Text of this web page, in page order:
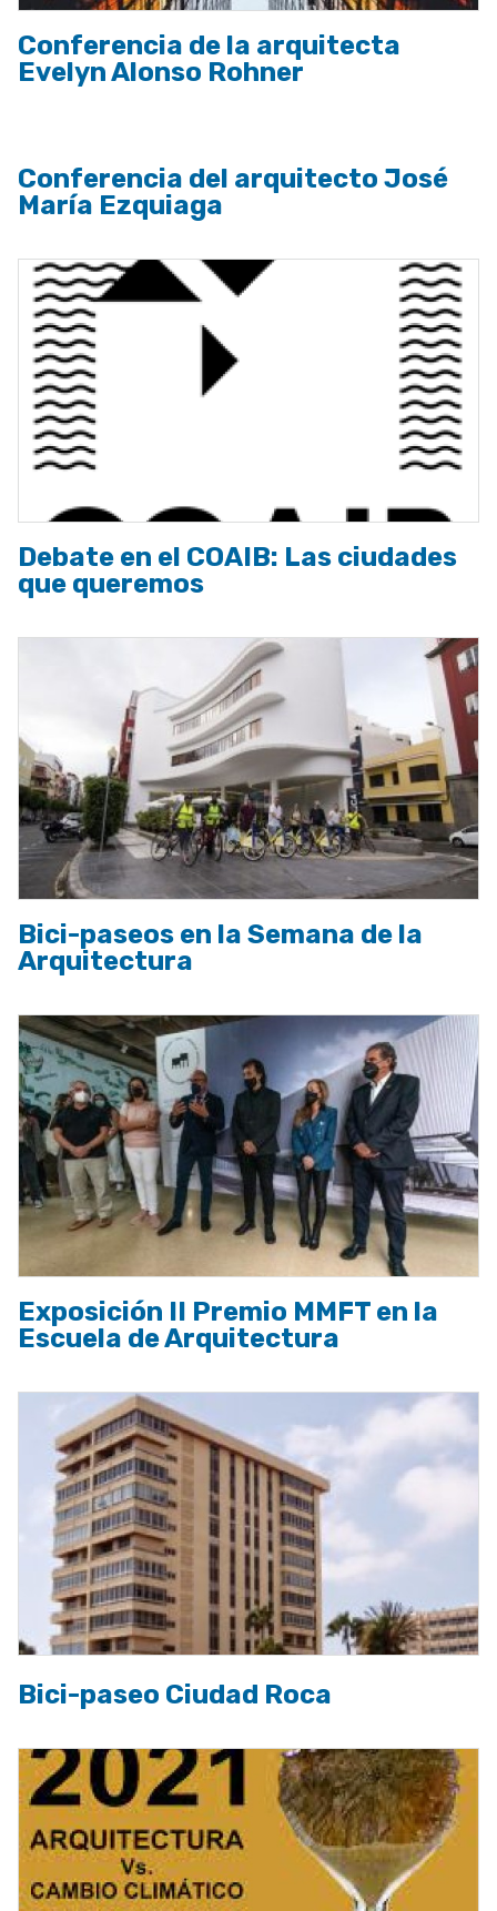
Conferencia de la arquitecta
Evelyn Alonso Rohner
Conferencia del arquitecto José
María Ezquiaga
Debate en el COAIB: Las ciudades
que queremos
Bici-paseos en la Semana de la
Arquitectura
Exposición II Premio MMFT en la
Escuela de Arquitectura
Bici-paseo Ciudad Roca